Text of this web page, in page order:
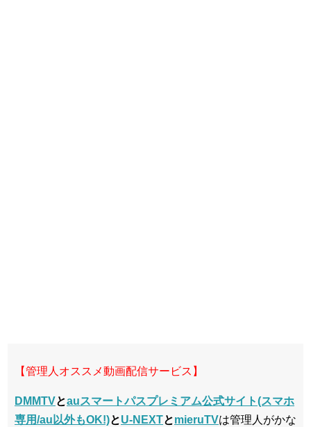
【管理人オススメ動画配信サービス】
DMMTVとauスマートパスプレミアム公式サイト(スマホ
専用/au以外もOK!)とU-NEXTとmieruTVは管理人がかな